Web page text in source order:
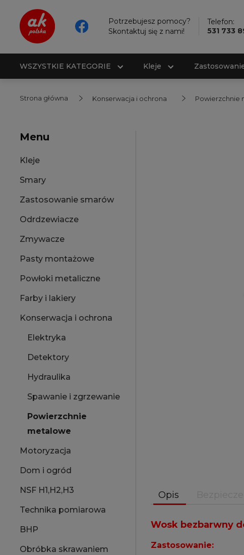
Potrzebujesz pomocy?
Skontaktuj się z nami!
Telefon:
531 733
WSZYSTKIE KATEGORIE Kleje
Strona główna Konserwacja i ochrona Powierzchnie
Menu
Kleje
Smary
Zastosowanie smarów
Odrdzewiacze
Zmywacze
Pasty montażowe
Powłoki metaliczne
Farby i lakiery
Konserwacja i ochrona
Elektryka
Detektory
Hydraulika
Spawanie i zgrzewanie
Powierzchnie
metalowe
Motoryzacja
Dom i ogród
NSF H1,H2,H3
Technika pomiarowa
BHP
Obróbka skrawaniem
Opis
Wosk bezbarwny
Zastosowanie: